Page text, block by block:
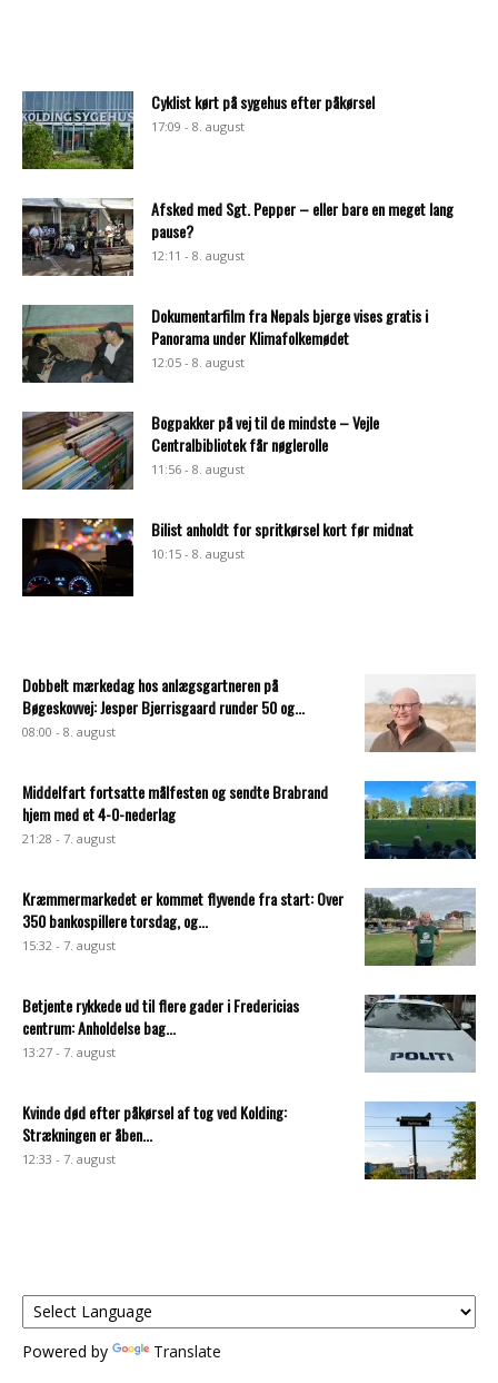
Cyklist kørt på sygehus efter påkørsel
17:09 - 8. august
Afsked med Sgt. Pepper – eller bare en meget lang
pause?
12:11 - 8. august
Dokumentarfilm fra Nepals bjerge vises gratis i
Panorama under Klimafolkemødet
12:05 - 8. august
Bogpakker på vej til de mindste – Vejle
Centralbibliotek får nøglerolle
11:56 - 8. august
Bilist anholdt for spritkørsel kort før midnat
10:15 - 8. august
Dobbelt mærkedag hos anlægsgartneren på
Bøgeskovvej: Jesper Bjerrisgaard runder 50 og...
08:00 - 8. august
Middelfart fortsatte målfesten og sendte Brabrand
hjem med et 4-0-nederlag
21:28 - 7. august
Kræmmermarkedet er kommet flyvende fra start: Over
350 bankospillere torsdag, og...
15:32 - 7. august
Betjente rykkede ud til flere gader i Fredericias
centrum: Anholdelse bag...
13:27 - 7. august
Kvinde død efter påkørsel af tog ved Kolding:
Strækningen er åben...
12:33 - 7. august
Powered by Translate